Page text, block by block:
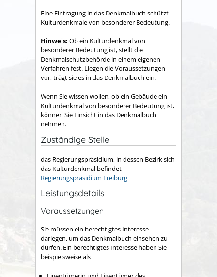
Eine Eintragung in das Denkmalbuch schützt
Kulturdenkmale von besonderer Bedeutung.
Hinweis: Ob ein Kulturdenkmal von
besonderer Bedeutung ist, stellt die
Denkmalschutzbehörde in einem eigenen
Verfahren fest. Liegen die Voraussetzungen
vor, trägt sie es in das Denkmalbuch ein.
Wenn Sie wissen wollen, ob ein Gebäude ein
Kulturdenkmal von besonderer Bedeutung ist,
können Sie Einsicht in das Denkmalbuch
nehmen.
Zuständige Stelle
das Regierungspräsidium, in dessen Bezirk sich
das Kulturdenkmal befindet
Regierungspräsidium Freiburg
Leistungsdetails
Voraussetzungen
Sie müssen ein berechtigtes Interesse
darlegen, um das Denkmalbuch einsehen zu
dürfen. Ein berechtigtes Interesse haben Sie
beispielsweiseals